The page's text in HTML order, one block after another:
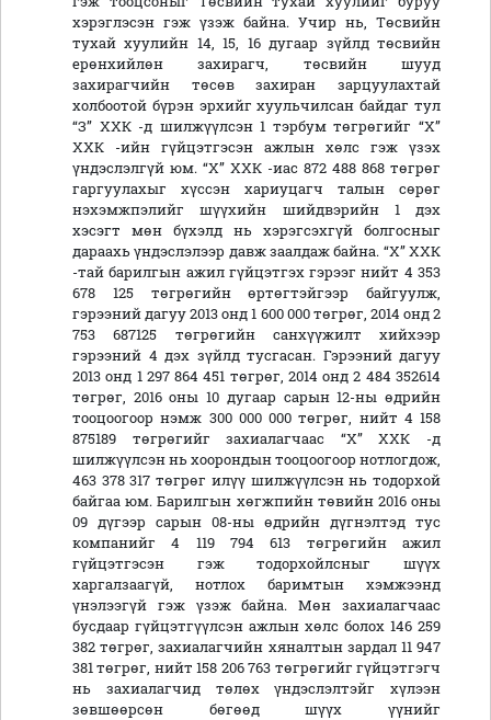
хэрэглэсэн гэж үзэж байна. Учир нь, Төсвийн
тухай хуулийн 14, 15, 16 дугаар зүйлд төсвийн
ерөнхийлөн захирагч, төсвийн шууд
захирагчийн төсөв захиран зарцуулахтай
холбоотой бүрэн эрхийг хуульчилсан байдаг тул
“З” ХХК -д шилжүүлсэн 1 тэрбум төгрөгийг “Х”
ХХК -ийн гүйцэтгэсэн ажлын хөлс гэж үзэх
үндэслэлгүй юм. “Х” ХХК -иас 872 488 868 төгрөг
гаргуулахыг хүссэн хариуцагч талын сөрөг
нэхэмжпэлийг шүүхийн шийдвэрийн 1 дэх
хэсэгт мөн бүхэлд нь хэрэгсэхгүй болгосныг
дараахь үндэслэлээр давж заалдаж байна. “Х” ХХК
-тай барилгын ажил гүйцэтгэх гэрээг нийт 4 353
678 125 төгрөгийн өртөгтэйгээр байгуулж,
гэрээний дагуу 2013 онд 1 600 000 төгрөг, 2014 онд 2
753 687125 төгрөгийн санхүүжилт хийхээр
гэрээний 4 дэх зүйлд тусгасан. Гэрээний дагуу
2013 онд 1 297 864 451 төгрөг, 2014 онд 2 484 352614
төгрөг, 2016 оны 10 дугаар сарын 12-ны өдрийн
тооцоогоор нэмж 300 000 000 төгрөг, нийт 4 158
875189 төгрөгийг захиалагчаас “Х” ХХК -д
шилжүүлсэн нь хоорондын тооцоогоор нотлогдож,
463 378 317 төгрөг илүү шилжүүлсэн нь тодорхой
байгаа юм. Барилгын хөгжпийн төвийн 2016 оны
09 дүгээр сарын 08-ны өдрийн дүгнэлтэд тус
компанийг 4 119 794 613 төгрөгийн ажил
гүйцэтгэсэн гэж тодорхойлсныг шүүх
харгалзаагүй, нотлох баримтын хэмжээнд
үнэлээгүй гэж үзэж байна. Мөн захиалагчаас
бусдаар гүйцэтгүүлсэн ажлын хөлс болох 146 259
382 төгрөг, захиалагчийн хяналтын зардал 11 947
381 төгрөг, нийт 158 206 763 төгрөгийг гүйцэтгэгч
нь захиалагчид төлөх үндэслэлтэйг хүлээн
зөвшөөрсөн бөгөөд шүүх үүнийг